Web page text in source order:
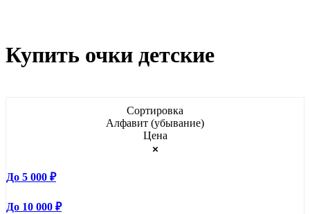
Купить очки детские
Сортировка
Алфавит (убывание)
Цена
До 5 000 ₽
До 10 000 ₽